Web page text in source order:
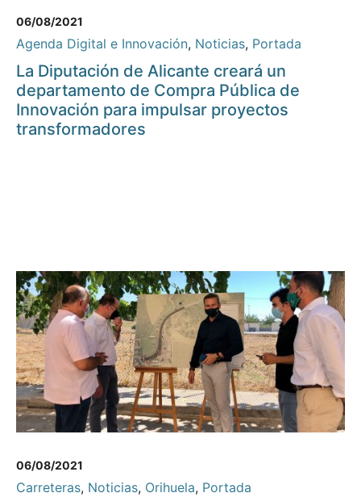
06/08/2021
Agenda Digital e Innovación, Noticias, Portada
La Diputación de Alicante creará un
departamento de Compra Pública de
Innovación para impulsar proyectos
transformadores
06/08/2021
Carreteras, Noticias, Orihuela, Portada